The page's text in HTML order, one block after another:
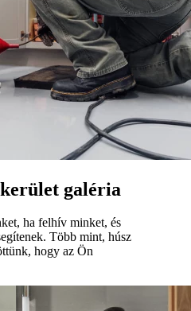
galéria
ha felhív minket, és
Több mint, húsz
hogy az Ön